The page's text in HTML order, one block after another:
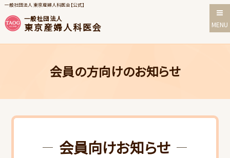
MENU
一般社団法人 東京産婦人科医会【公式】
一般社団法人
東京産婦人科医会
会員の方向けのお知らせ
会員向けお知らせ